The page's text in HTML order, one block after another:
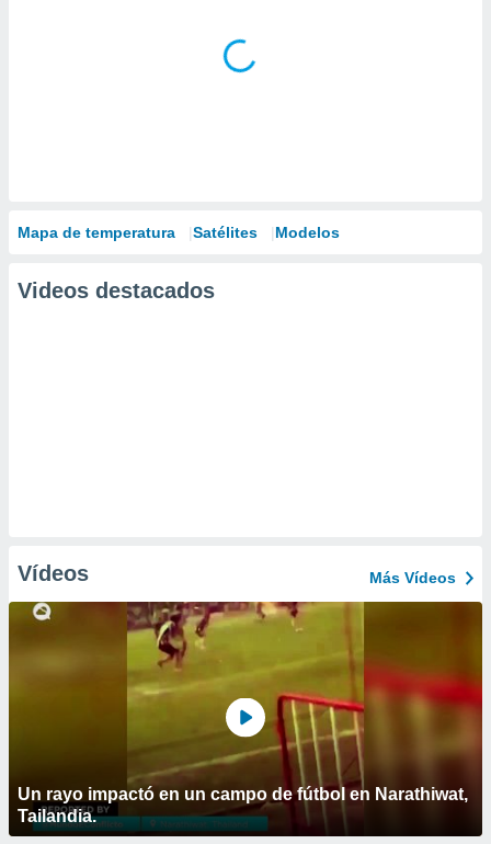
Mapa de temperatura Satélites Modelos
Videos destacados
Vídeos Más Vídeos
Un rayo impactó en un campo de fútbol en Narathiwat,
Tailandia.